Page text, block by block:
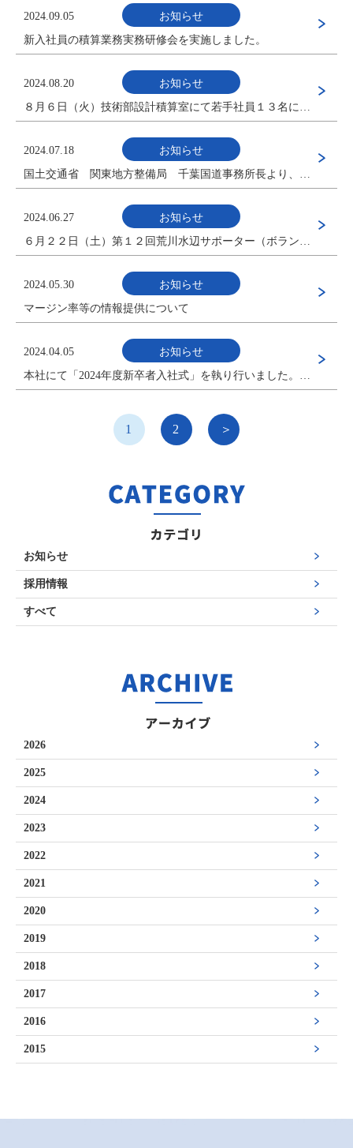
2024.09.05
お知らせ
新入社員の積算業務実務研修会を実施しました。
2024.08.20
お知らせ
８月６日（火）技術部設計積算室にて若手社員１３名による勉強会を開催しました。
2024.07.18
お知らせ
国土交通省 関東地方整備局 千葉国道事務所長より、令和５年度優良業務表彰並びに優秀技術者表彰を受賞いたしました。
2024.06.27
お知らせ
６月２２日（土）第１２回荒川水辺サポーター（ボランティア活動）を実施しました。
2024.05.30
お知らせ
マージン率等の情報提供について
2024.04.05
お知らせ
本社にて「2024年度新卒者入社式」を執り行いました。（新卒者５名）
1 2 ＞
お知らせ
採用情報
すべて
2026
2025
2024
2023
2022
2021
2020
2019
2018
2017
2016
2015